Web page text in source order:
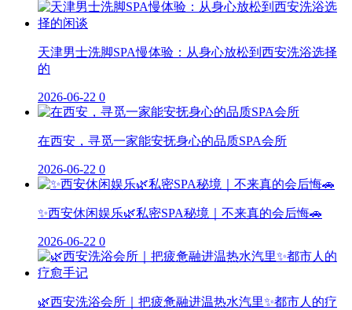
天津男士洗脚SPA慢体验：从身心放松到西安洗浴选择
的
2026-06-22 0
在西安，寻觅一家能安抚身心的品质SPA会所
2026-06-22 0
✨西安休闲娱乐🌿私密SPA秘境｜不来真的会后悔🚗
2026-06-22 0
🌿西安洗浴会所｜把疲惫融进温热水汽里✨都市人的疗